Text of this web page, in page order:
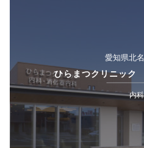
愛知県北
ひらまつクリニック
内科